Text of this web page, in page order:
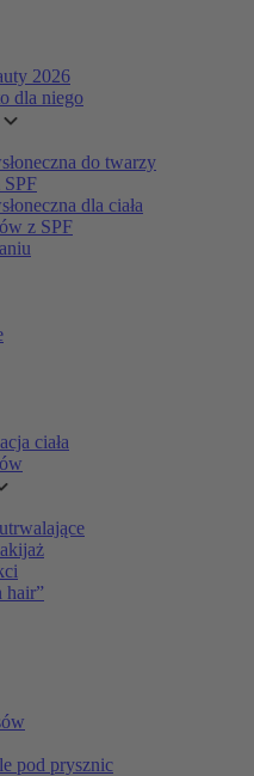
2026
dla niego
do twarzy
dla ciała
z SPF
ciała
hair”
pod prysznic